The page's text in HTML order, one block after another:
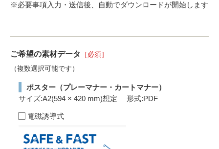
※必要事項入力・送信後、自動でダウンロードが開始します
ご希望の素材データ
［必須］
（複数選択可能です）
ポスター（プレーマナー・カートマナー）
サイズ:A2(594 × 420 mm)想定 形式:PDF
電磁誘導式